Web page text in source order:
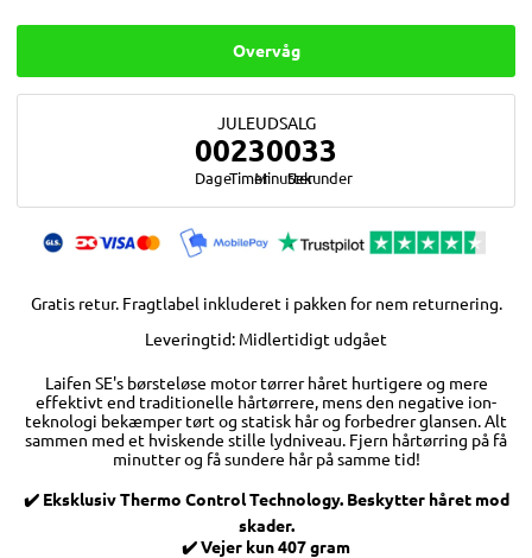
Overvåg
JULEUDSALG
00230033
Gratis retur. Fragtlabel inkluderet i pakken for nem returnering.
Leveringtid: Midlertidigt udgået
Laifen SE's børsteløse motor tørrer håret hurtigere og mere
effektivt end traditionelle hårtørrere, mens den negative ion-
teknologi bekæmper tørt og statisk hår og forbedrer glansen. Alt
sammen med et hviskende stille lydniveau. Fjern hårtørring på få
minutter og få sundere hår på samme tid!
✔️ Eksklusiv Thermo Control Technology. Beskytter håret mod
skader.
✔️ Vejer kun 407 gram